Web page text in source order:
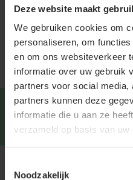
Deze website maakt
We gebruiken cookies om
personaliseren, om
en om ons websiteverkeer
informatie over uw gebruik
partners voor social
partners kunnen deze
informatie die u aan ze
verzameld op basis van
Noodzakelijk
Specificaties
Service en kalibratie
Snel en direct contact?
graag via
Kunt u niet vinden